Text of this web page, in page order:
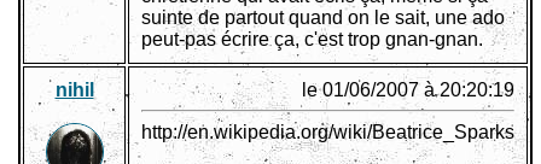
suinte de partout quand on le sait, une ado
peut-pas écrire ça, c'est trop gnan-gnan.
nihil le 01/06/2007 à 20:20:19
http://en.wikipedia.org/wiki/Beatrice_Sparks